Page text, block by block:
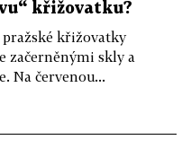
křižovatku?
pražské křižovatky
začerněnými skly a
Na červenou...